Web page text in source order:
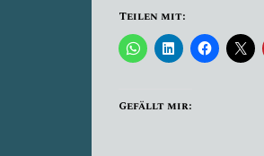
Teilen mit:
Gefällt mir: